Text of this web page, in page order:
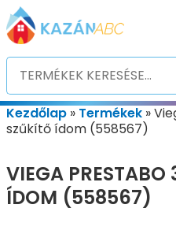
Kezdőlap » Termékek »
szűkítő ídom (558567)
VIEGA
ÍDOM (558567)